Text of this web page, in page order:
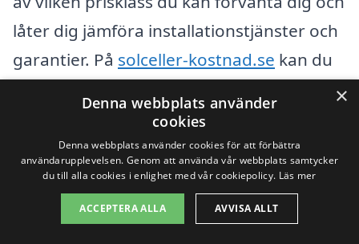
låter dig jämföra installationstjänster och
garantier. På solceller-kostnad.se kan du
företag. Det ger dig möjlighet att hitta
den bästa lösningen för just ditt hem,
samtidigt som du får insikt i vad
marknadspriserna ligger på.
×
Denna webbplats använder
cookies
Denna webbplats använder cookies för att förbättra
användarupplevelsen. Genom att använda vår webbplats samtycker
du till alla cookies i enlighet med vår cookiepolicy. Läs mer
ACCEPTERA ALLA AVVISA ALLT